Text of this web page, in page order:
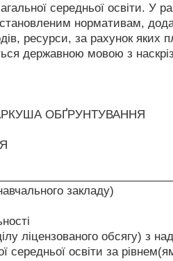
середньої освіти.
нормативам,
ресурси, за рахунок яких
державною мовою з
ОБҐРУНТУВАННЯ
закладу)
ліцензованого обсягу) з
середньої освіти за